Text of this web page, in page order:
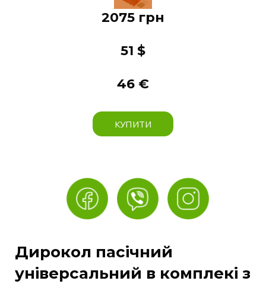
2075 грн
51 $
46 €
КУПИТИ
Дирокол пасічний
універсальний в комплекі з